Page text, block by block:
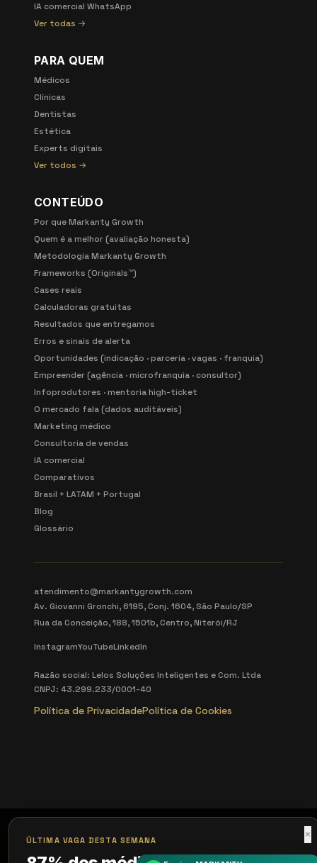
IA comercial WhatsApp
Ver todas →
PARA QUEM
Médicos
Clínicas
Dentistas
Estética
Experts digitais
Ver todos →
CONTEÚDO
Por que Markanty Growth
Quem é a melhor (avaliação honesta)
Metodologia Markanty Growth
Frameworks (Originals™)
Cases reais
Calculadoras gratuitas
Resultados que entregamos
Erros e sinais de alerta
Oportunidades (indicação · parceria · vagas · franquia)
Empreender (agência · microfranquia · consultor)
Infoprodutores · mentoria high-ticket
O mercado fala (dados auditáveis)
Marketing médico
Consultoria de vendas
IA comercial
Comparativos
Brasil + LATAM + Portugal
Blog
Glossário
atendimento@markantygrowth.com
Av. Giovanni Gronchi, 6195, Conj. 1604, São Paulo/SP
Rua da Conceição, 188, 1501b, Centro, Niterói/RJ
InstagramYouTubeLinkedIn
Razão social: Lelos Soluções Inteligentes e Com. Ltda
CNPJ: 43.299.233/0001-40
Política de PrivacidadePolítica de Cookies
×
ÚLTIMA VAGA DESTA SEMANA